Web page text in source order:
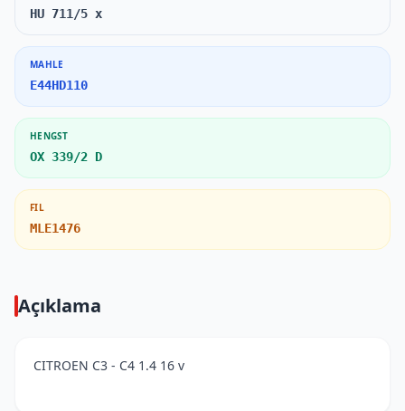
HU 711/5 x
MAHLE
E44HD110
HENGST
OX 339/2 D
FIL
MLE1476
Açıklama
CITROEN C3 - C4 1.4 16 v